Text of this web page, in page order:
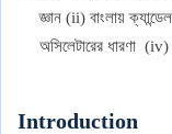
জ্ঞান (ii) বাংলায়
অসিলেটারের ধারণা
Introduction